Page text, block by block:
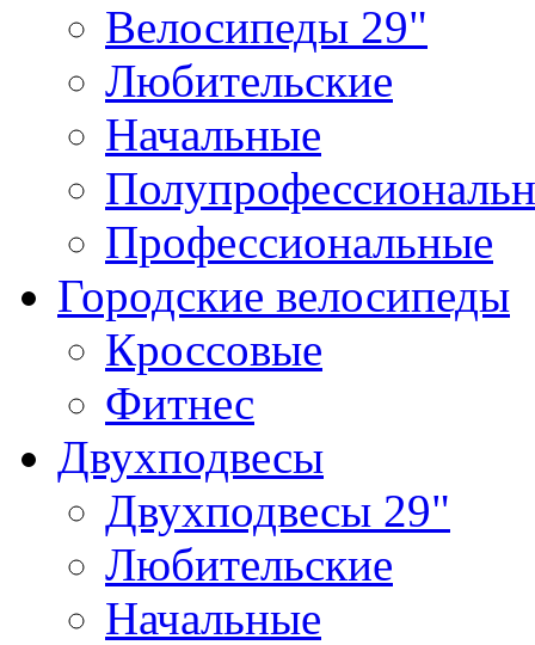
Велосипеды 29"
Любительские
Начальные
Профессиональные
Городские велосипеды
Кроссовые
Фитнес
Двухподвесы
Двухподвесы 29"
Любительские
Начальные